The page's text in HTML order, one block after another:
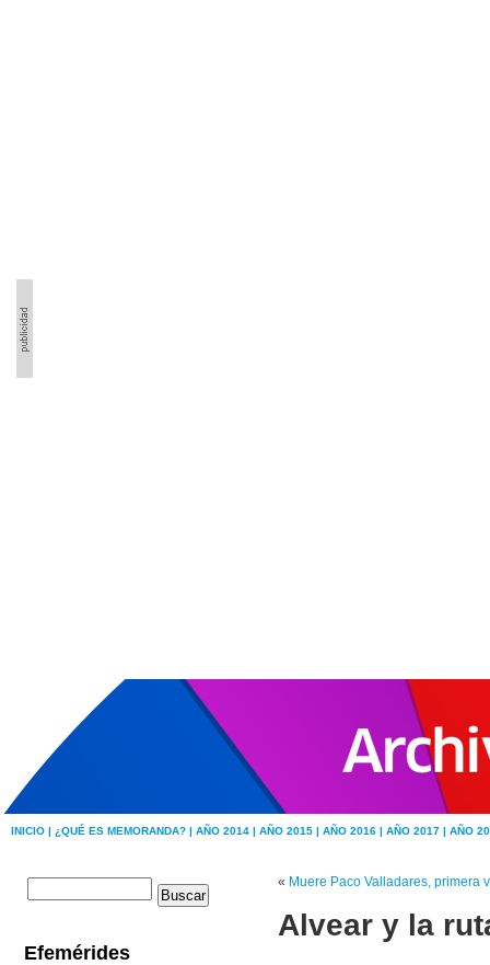
INICIO | ¿QUÉ ES MEMORANDA? | AÑO 2014 | AÑO 2015 | AÑO 2016 | AÑO 2017 | AÑO
« Muere Paco Valladares, primera
Alvear y la
Efemérides